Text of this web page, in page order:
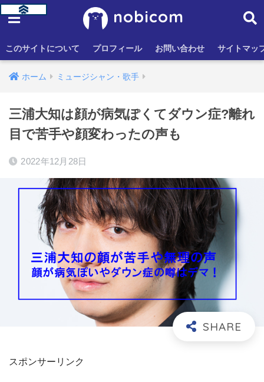
nobicom
このサイトについて プロフィール お問い合わせ サイトマッ
ホーム ミュージシャン・歌手
三浦大知は顔が病気ぽくてダウン症?離れ
目で苦手や顔変わったの声も
2022年12月28日
スポンサーリンク